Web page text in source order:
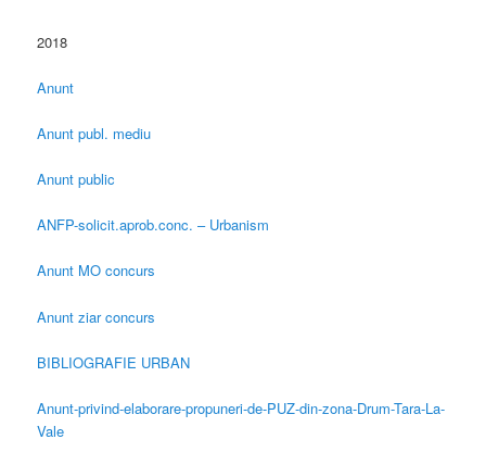
2018
Anunt
Anunt publ. mediu
Anunt public
ANFP-solicit.aprob.conc. – Urbanism
Anunt MO concurs
Anunt ziar concurs
BIBLIOGRAFIE URBAN
Anunt-privind-elaborare-propuneri-de-PUZ-din-zona-Drum-Tara-La-
Vale